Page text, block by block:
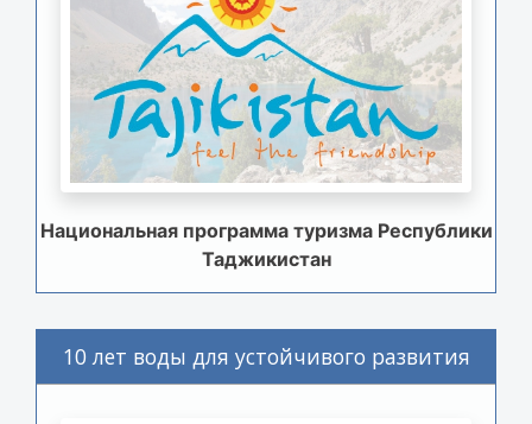
Национальная программа туризма Республики
Таджикистан
10 лет воды для устойчивого развития